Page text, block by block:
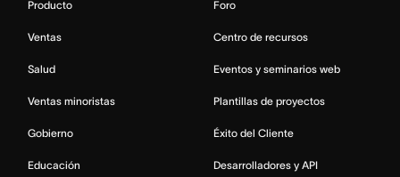
Producto
Ventas
Salud
Ventas minoristas
Gobierno
Educación
Foro
Centro de recursos
Eventos y seminarios web
Plantillas de proyectos
Éxito del Cliente
Desarrolladores y API